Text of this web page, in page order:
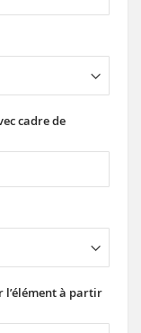
cadre de
l’élément à partir